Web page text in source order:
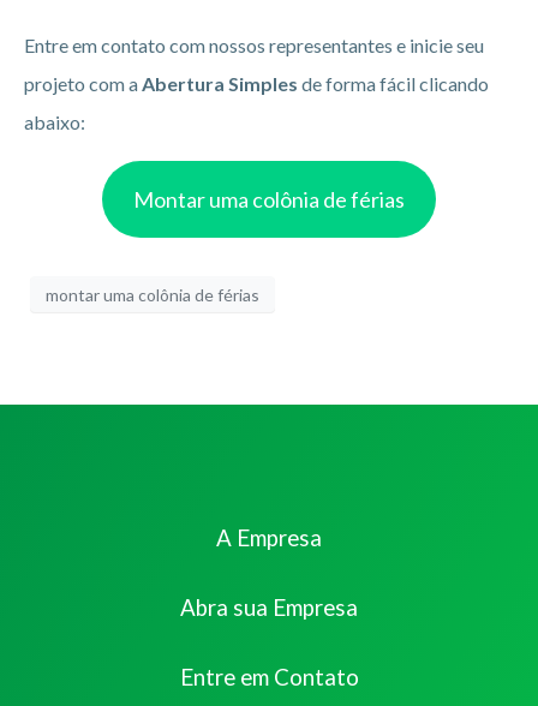
Entre em contato com nossos representantes e inicie seu
projeto com a Abertura Simples de forma fácil clicando
abaixo:
Montar uma colônia de férias
montar uma colônia de férias
A Empresa
Abra sua Empresa
Entre em Contato